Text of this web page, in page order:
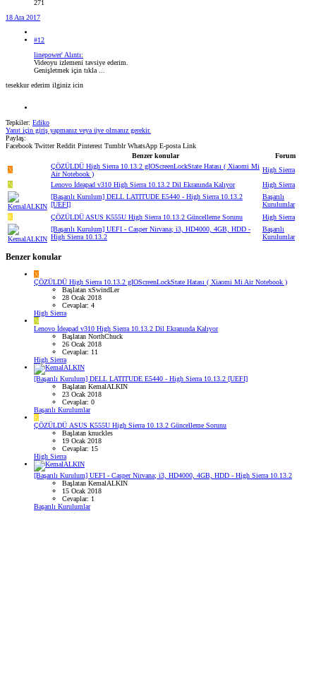
271
18 Ara 2017
#12
linepower' Alıntı:
Videoyu izlemeni tavsiye ederim.
Genişletmek için tıkla ...
tesekkur ederim ilginiz icin
Tepkiler: Ediko
Yanıt için giriş yapmanız veya üye olmanız gerekir.
Paylaş:
Facebook Twitter Reddit Pinterest Tumblr WhatsApp E-posta Link
Benzer konular
Forum
X
ÇÖZÜLDÜ High Sierra 10.13.2 gIOScreenLockState Hatası ( Xiaomi Mi
Air Notebook )
High Sierra
N
Lenovo İdeapad v310 High Sierra 10.13.2 Dil Ekranında Kalıyor
High Sierra
[Başarılı Kurulum] DELL LATITUDE E5440 - High Sierra 10.13.2
[UEFI]
Başarılı
Kurulumlar
K
ÇÖZÜLDÜ ASUS K555U High Sierra 10.13.2 Güncelleme Sorunu
High Sierra
[Başarılı Kurulum] UEFI - Casper Nirvana; i3, HD4000, 4GB, HDD -
High Sierra 10.13.2
Başarılı
Kurulumlar
Benzer konular
X
ÇÖZÜLDÜ High Sierra 10.13.2 gIOScreenLockState Hatası ( Xiaomi Mi Air Notebook )
Başlatan xSwindLer
28 Ocak 2018
Cevaplar: 4
High Sierra
N
Lenovo İdeapad v310 High Sierra 10.13.2 Dil Ekranında Kalıyor
Başlatan NorthChuck
26 Ocak 2018
Cevaplar: 11
High Sierra
[Başarılı Kurulum] DELL LATITUDE E5440 - High Sierra 10.13.2 [UEFI]
Başlatan KemalALKIN
23 Ocak 2018
Cevaplar: 0
Başarılı Kurulumlar
K
ÇÖZÜLDÜ ASUS K555U High Sierra 10.13.2 Güncelleme Sorunu
Başlatan knuckles
19 Ocak 2018
Cevaplar: 15
High Sierra
[Başarılı Kurulum] UEFI - Casper Nirvana; i3, HD4000, 4GB, HDD - High Sierra 10.13.2
Başlatan KemalALKIN
15 Ocak 2018
Cevaplar: 1
Başarılı Kurulumlar